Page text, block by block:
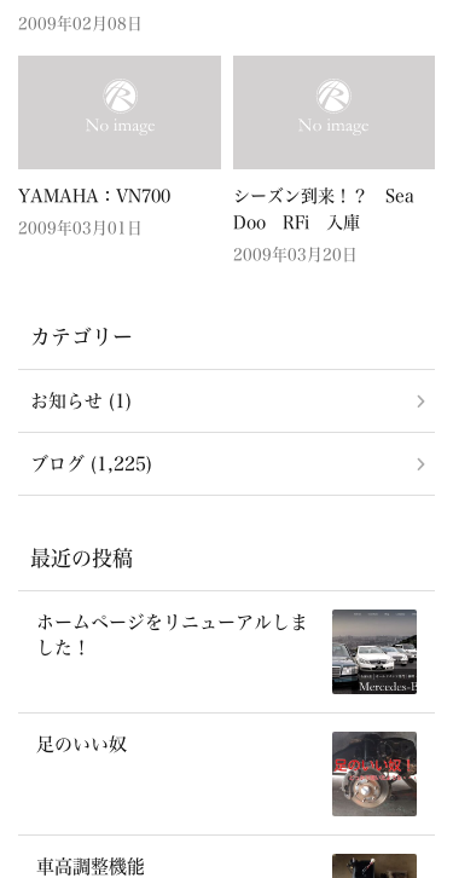
2009年02月08日
YAMAHA：VN700
2009年03月01日
シーズン到来！？ Sea
Doo RFi 入庫
2009年03月20日
カテゴリー
お知らせ (1)
ブログ (1,225)
最近の投稿
ホームページをリニューアルしま
した！
足のいい奴
車高調整機能